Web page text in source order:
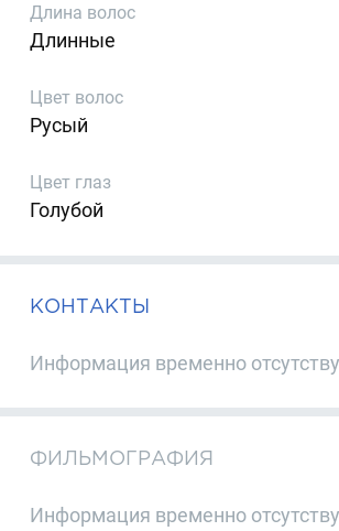
Длина волос
Длинные
Цвет волос
Русый
Цвет глаз
Голубой
КОНТАКТЫ
Информация временно
ФИЛЬМОГРАФИЯ
Информация временно